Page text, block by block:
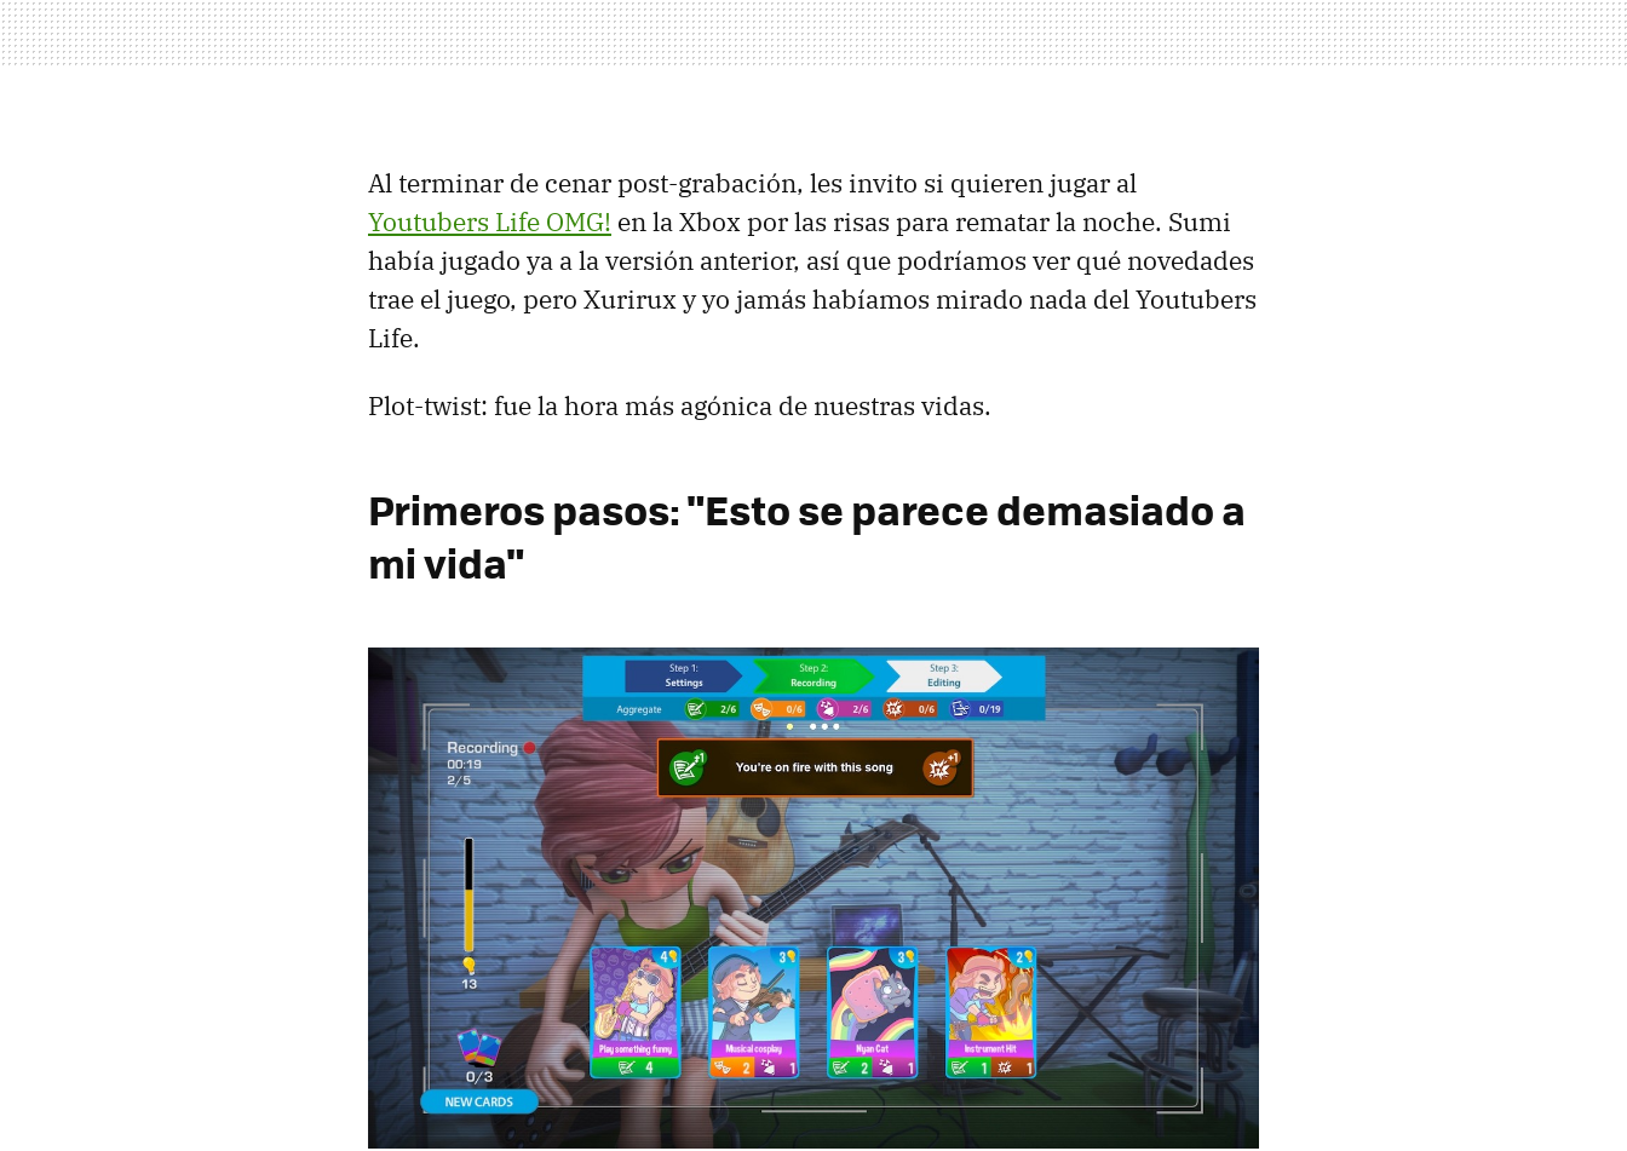
Al terminar de cenar post-grabación, les invito si quieren jugar al
Youtubers Life OMG! en la Xbox por las risas para rematar la noche. Sumi
había jugado ya a la versión anterior, así que podríamos ver qué novedades
trae el juego, pero Xurirux y yo jamás habíamos mirado nada del Youtubers
Life.
Plot-twist: fue la hora más agónica de nuestras vidas.
Primeros pasos: "Esto se parece demasiado a
mi vida"